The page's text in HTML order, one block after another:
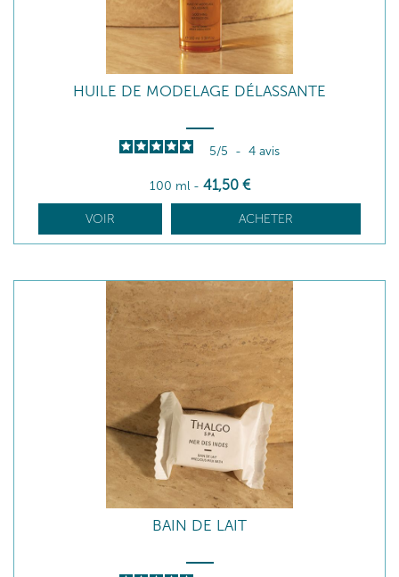
HUILE DE MODELAGE DÉLASSANTE
5/5 - 4 avis
100 ml - 41,50 €
VOIR ACHETER
BAIN DE LAIT